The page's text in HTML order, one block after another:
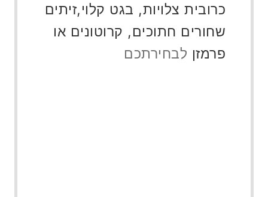
כרובית צלויות, בגט קלוי,זיתים
שחורים חתוכים, קרוטונים או
פרמזן לבחירתכם